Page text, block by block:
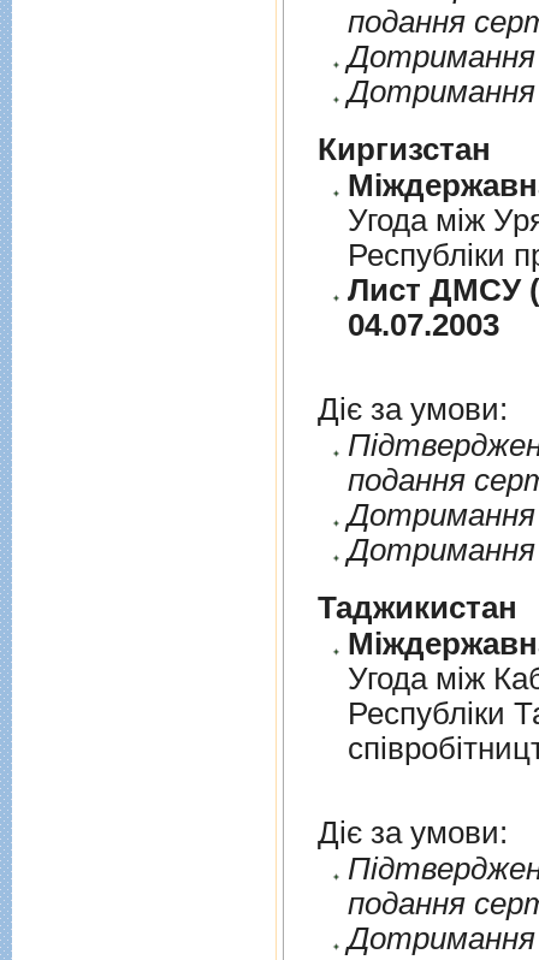
подання
Дотримання
Дотримання
Киргизстан
Угода між
Республіки
Лист ДМСУ
04.07.2003
Діє за умови:
подання
Дотримання
Дотримання
Таджикистан
Угода мiж
Республiки
Діє за умови:
подання
Дотримання